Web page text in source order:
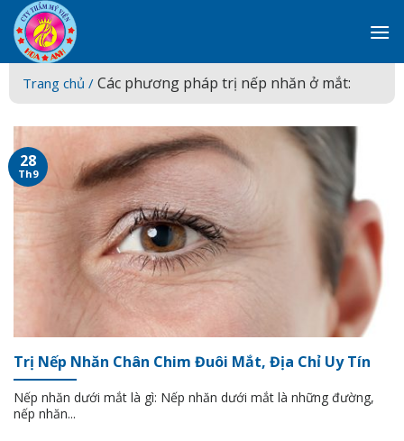
Skip
to
content
Trang chủ / Các phương pháp trị nếp nhăn ở mắt:
Trị Nếp Nhăn Chân Chim Đuôi Mắt, Địa Chỉ Uy Tín
Nếp nhăn dưới mắt là gì: Nếp nhăn dưới mắt là những đường,
nếp nhăn...
28
Th9